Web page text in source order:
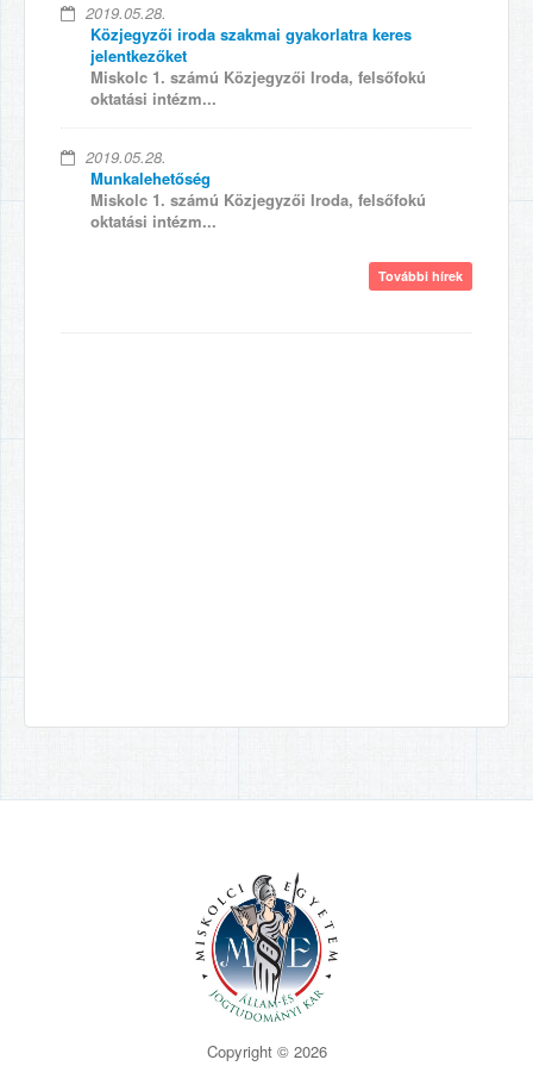
2019.05.28.
Közjegyzői iroda szakmai gyakorlatra keres
jelentkezőket
Miskolc 1. számú Közjegyzői Iroda, felsőfokú
oktatási intézm...
2019.05.28.
Munkalehetőség
Miskolc 1. számú Közjegyzői Iroda, felsőfokú
oktatási intézm...
További hírek
Copyright © 2026